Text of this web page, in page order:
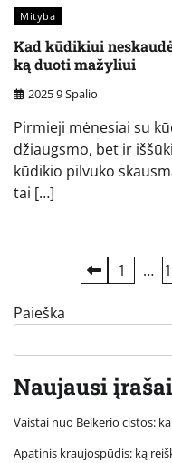
Mityba
Kad kūdikiui
ką duoti mažyliui
2025 9 Spalio
Pirmieji mėnesiai su
džiaugsmo, bet ir
kūdikio pilvuko
tai […]
puslapiavimas
1 …
Paieška
Naujausi įrašai
Vaistai nuo Beikerio cistos:
Apatinis kraujospūdis: ką